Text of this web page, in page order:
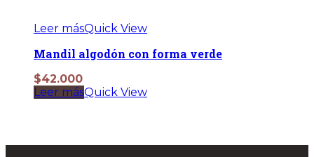
Leer másQuick View
Mandil algodón con forma verde
$42.000
Leer másQuick View